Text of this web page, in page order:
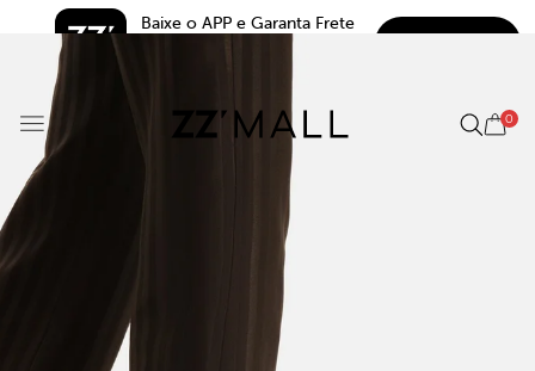
Baixe o APP e Garanta Frete
0